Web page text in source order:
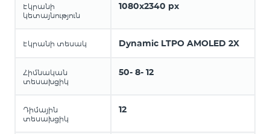
Էկրանի
կետայնություն
1080x2340 px
Էկրանի տեսակ Dynamic LTPO AMOLED 2X
Հիմնական
տեսախցիկ
50- 8- 12
Դիմային
տեսախցիկ
12